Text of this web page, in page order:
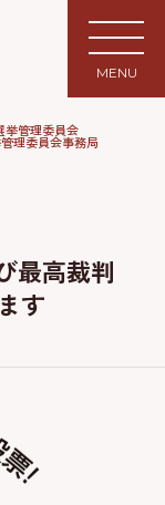
MENU
挙管理委員会
理委員会事務局
最高裁判
す